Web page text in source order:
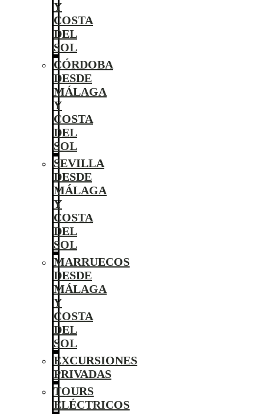
Y
COSTA
DEL
SOL
CÓRDOBA
DESDE
MÁLAGA
Y
COSTA
DEL
SOL
SEVILLA
DESDE
MÁLAGA
Y
COSTA
DEL
SOL
MARRUECOS
DESDE
MÁLAGA
Y
COSTA
DEL
SOL
EXCURSIONES
PRIVADAS
TOURS
ELÉCTRICOS